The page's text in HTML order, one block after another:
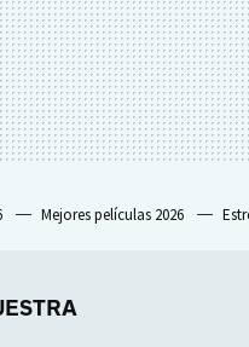
Mejores películas 2026